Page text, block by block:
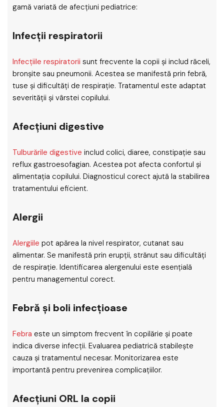
gamă variată de afecțiuni pediatrice:
Infecții respiratorii
Infecțiile respiratorii sunt frecvente la copii și includ răceli,
bronșite sau pneumonii. Acestea se manifestă prin febră,
tuse și dificultăți de respirație. Tratamentul este adaptat
severității și vârstei copilului.
Afecțiuni digestive
Tulburările digestive includ colici, diaree, constipație sau
reflux gastroesofagian. Acestea pot afecta confortul și
alimentația copilului. Diagnosticul corect ajută la stabilirea
tratamentului eficient.
Alergii
Alergiile pot apărea la nivel respirator, cutanat sau
alimentar. Se manifestă prin erupții, strănut sau dificultăți
de respirație. Identificarea alergenului este esențială
pentru managementul corect.
Febră și boli infecțioase
Febra este un simptom frecvent în copilărie și poate
indica diverse infecții. Evaluarea pediatrică stabilește
cauza și tratamentul necesar. Monitorizarea este
importantă pentru prevenirea complicațiilor.
Afecțiuni ORL la copii